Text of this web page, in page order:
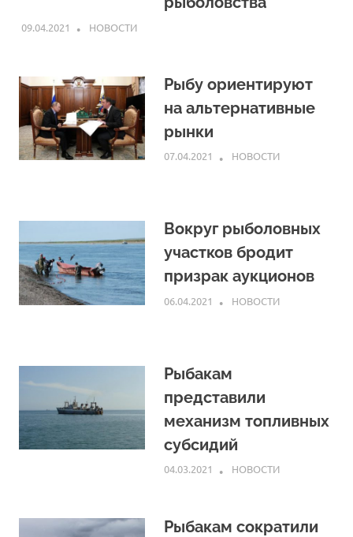
09.04.2021 ARPP
НОВОСТИ
Рыбу ориентируют
на альтернативные
рынки
07.04.2021 ARPP
НОВОСТИ
Вокруг рыболовных
участков бродит
призрак аукционов
06.04.2021 ARPP
НОВОСТИ
Рыбакам
представили
механизм топливных
субсидий
04.03.2021 ARPP
НОВОСТИ
Рыбакам сократили